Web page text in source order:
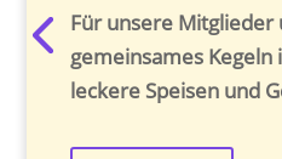
Für unsere Mitglieder
gemeinsames
leckere Speisen und